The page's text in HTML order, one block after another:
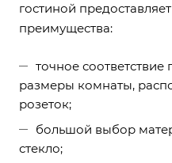
гостиной
преимущества:
точное
размеры комнаты,
розеток;
большой выбор
стекло;